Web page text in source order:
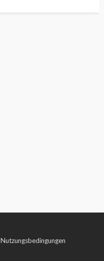
Nutzungsbedingungen